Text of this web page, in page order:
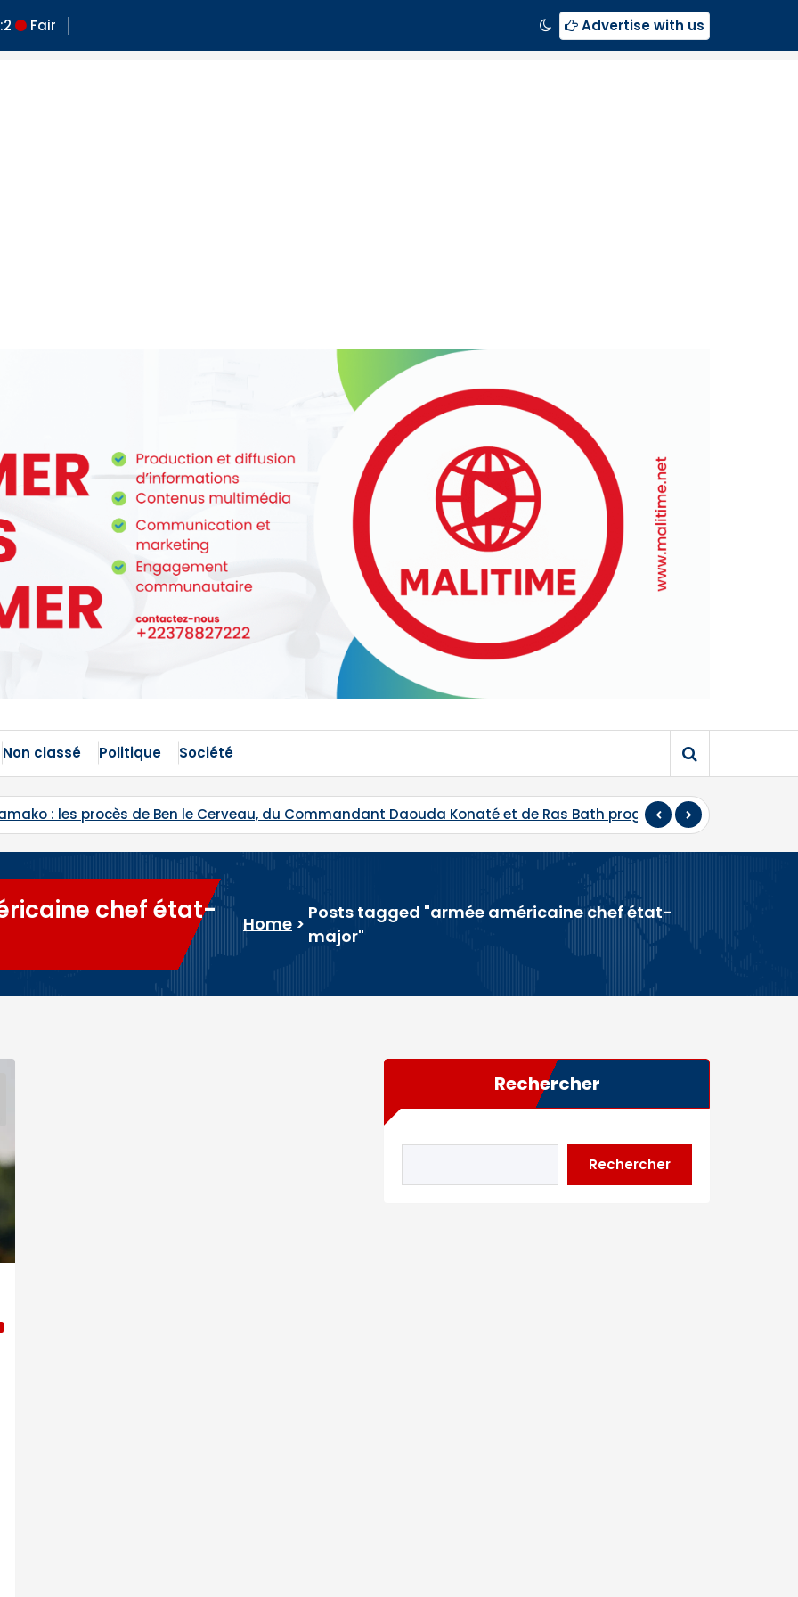
2 Fair Advertise with us
Non classé Politique Société
le Cerveau, du Commandant Daouda Konaté et de Ras Bath programmés Hadj 2026 : départ du premier
chef état-
Home >
Posts tagged "armée américaine chef état-
major"
Rechercher
Rechercher